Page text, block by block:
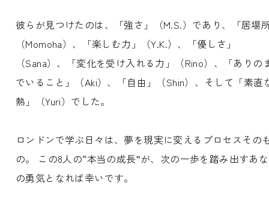
彼らが見つけたのは、「強さ」（M.S.）であり、「居場
（Momoha）、「楽しむ力」（Y.K.）、「優しさ」
（Sana）、「変化を受け入れる力」（Rino）、「ありの
でいること」（Aki）、「自由」（Shin）、そして「素直
熱」（Yuri）でした。
ロンドンで学ぶ日々は、夢を現実に変えるプロセスその
の。 この8人の“本当の成長”が、次の一歩を踏み出すあ
の勇気となれば幸いです。